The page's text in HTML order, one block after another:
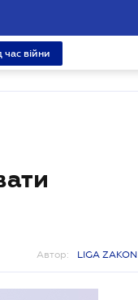
час війни
Автор: LIGA ZAKON